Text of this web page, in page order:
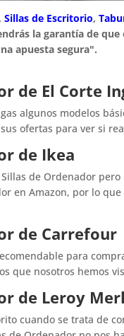
Sillas de Escritorio,
la garantía de
apuesta segura".
de El Corte
algunos modelos
ofertas para ver si
de Ikea
de Ordenador
en Amazon, por lo
de Carrefour
para
que nosotros hemos
de Leroy
cuando se trata de